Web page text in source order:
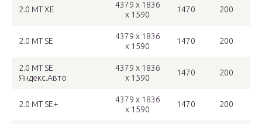
2.0 MT XE
4379 x 1836
x 1590
1470 200
2.0 MT SE
4379 x 1836
x 1590
1470 200
2.0 MT SE
Яндекс.Авто
4379 x 1836
x 1590
1470 200
2.0 MT SE+
4379 x 1836
x 1590
1470 200